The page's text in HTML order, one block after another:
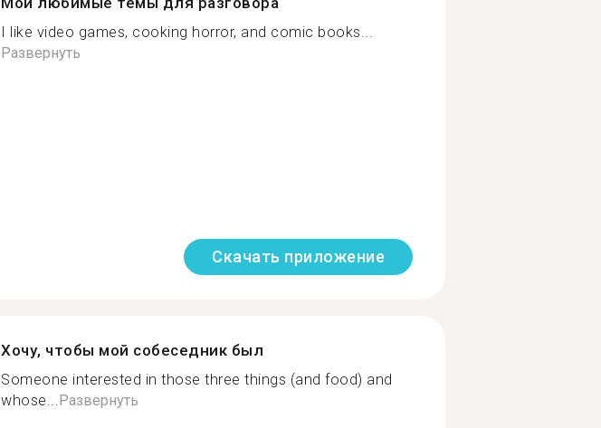
I like video games, cooking horror, and comic books...
Развернуть
Скачать приложение
Хочу, чтобы мой собеседник был
Someone interested in those three things (and food) and
whose...Развернуть